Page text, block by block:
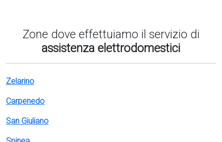
Zone dove effettuiamo il servizio di
assistenza elettrodomestici
Zelarino
Carpenedo
San Giuliano